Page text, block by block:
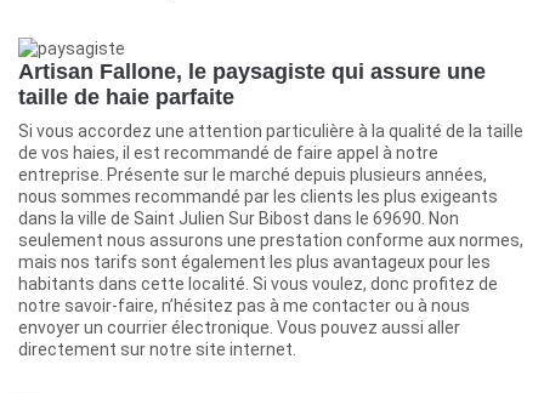
Artisan Fallone, le paysagiste qui assure une
taille de haie parfaite
Si vous accordez une attention particulière à la qualité de la taille
de vos haies, il est recommandé de faire appel à notre
entreprise. Présente sur le marché depuis plusieurs années,
nous sommes recommandé par les clients les plus exigeants
dans la ville de Saint Julien Sur Bibost dans le 69690. Non
seulement nous assurons une prestation conforme aux normes,
mais nos tarifs sont également les plus avantageux pour les
habitants dans cette localité. Si vous voulez, donc profitez de
notre savoir-faire, n’hésitez pas à me contacter ou à nous
envoyer un courrier électronique. Vous pouvez aussi aller
directement sur notre site internet.